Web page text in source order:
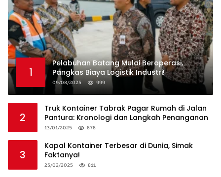
1
Pelabuhan Batang Mulai Beroperasi,
Pangkas Biaya Logistik Industri!
09/08/2025 999
2
Truk Kontainer Tabrak Pagar Rumah di Jalan
Pantura: Kronologi dan Langkah Penanganan
13/01/2025 878
3
Kapal Kontainer Terbesar di Dunia, Simak
Faktanya!
25/02/2025 811